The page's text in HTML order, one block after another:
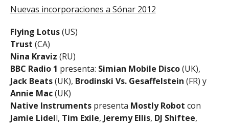
Nuevas incorporaciones a Sónar 2012
Flying Lotus(US)
Trust (CA)
Nina Kraviz (RU)
BBC Radio 1 presenta: Simian Mobile Disco(UK),
Jack Beats(UK), Brodinski Vs. Gesaffelstein (FR) y
Annie Mac(UK)
Native Instrumentspresenta Mostly Robot con
Jamie Lidell, Tim Exile, Jeremy Ellis, DJ Shiftee,